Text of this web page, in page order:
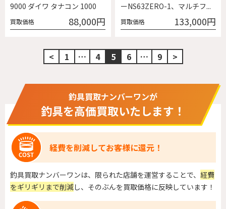
9000 ダイワ タナコン 1000
買取価格 88,000円
ーNS63ZERO-1、マルチフ...
買取価格 133,000円
< 1 … 4 5 6 … 9 >
釣具買取ナンバーワンが
釣具を高価買取いたします！
経費を削減してお客様に還元！
釣具買取ナンバーワンは、限られた店舗を運営することで、 経費
をギリギリまで削減し、そのぶんを買取価格に反映しています！